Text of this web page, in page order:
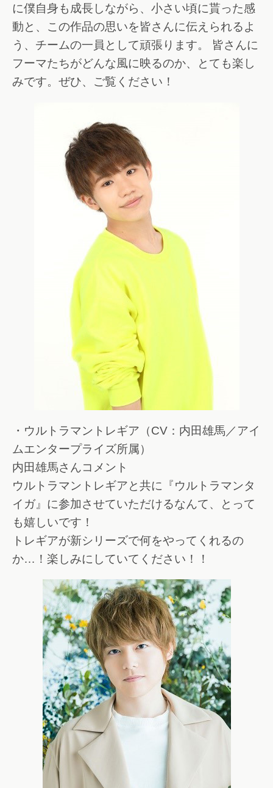
に僕自身も成長しながら、小さい頃に貰った感
動と、この作品の思いを皆さんに伝えられるよ
う、チームの一員として頑張ります。 皆さんに
フーマたちがどんな風に映るのか、とても楽し
みです。ぜひ、ご覧ください！
・ウルトラマントレギア（CV：内田雄馬／アイ
ムエンタープライズ所属）
内田雄馬さんコメント
ウルトラマントレギアと共に『ウルトラマンタ
イガ』に参加させていただけるなんて、とって
も嬉しいです！
トレギアが新シリーズで何をやってくれるの
か…！楽しみにしていてください！！